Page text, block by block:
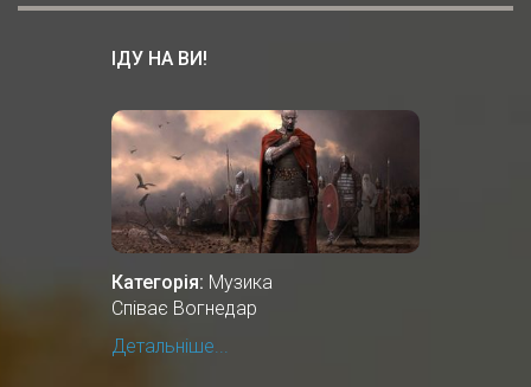
ІДУ НА ВИ!
Категорія: Музика
Співає Вогнедар
Детальніше...